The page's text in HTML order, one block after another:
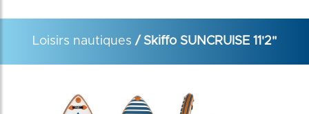
Loisirs nautiques / Skiffo SUNCRUISE 11'2"